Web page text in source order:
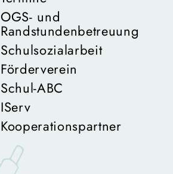
OGS- und
Randstundenbetreuung
Schulsozialarbeit
Förderverein
Schul-ABC
IServ
Kooperationspartner